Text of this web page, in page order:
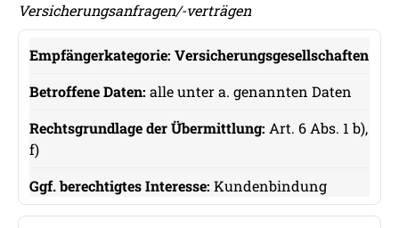
Versicherungsanfragen/-verträgen
Empfängerkategorie
Betroffene Daten
Rechtsgrundlage der Übermittlung
Ggf. berechtigtes Interesse
Versicherungsgesellschaften
alle unter a. genannten Daten
Art. 6 Abs. 1 b),
f)
Kundenbindung